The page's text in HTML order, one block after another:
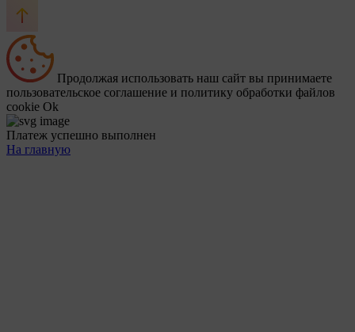
Продолжая использовать наш сайт вы принимаете
пользовательское соглашение и политику обработки файлов
cookie Ok
Платеж успешно выполнен
На главную